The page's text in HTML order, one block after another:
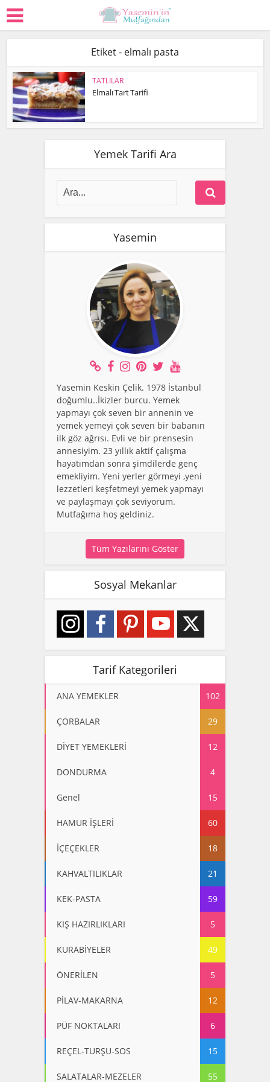
Etiket - elmalı pasta
TATLILAR
Elmalı Tart Tarifi
Yemek Tarifi Ara
Yasemin
Yasemin Keskin Çelik. 1978 İstanbul
doğumlu..İkizler burcu. Yemek
yapmayı çok seven bir annenin ve
yemek yemeyi çok seven bir babanın
ilk göz ağrısı. Evli ve bir prensesin
annesiyim. 23 yıllık aktif çalışma
hayatımdan sonra şimdilerde genç
emekliyim. Yeni yerler görmeyi ,yeni
lezzetleri keşfetmeyi yemek yapmayı
ve paylaşmayı çok seviyorum.
Mutfağıma hoş geldiniz.
Tüm Yazılarını Göster
Sosyal Mekanlar
Tarif Kategorileri
ANA YEMEKLER 102
ÇORBALAR 29
DİYET YEMEKLERİ 12
DONDURMA 4
Genel 15
HAMUR İŞLERİ 60
İÇEÇEKLER 18
KAHVALTILIKLAR 21
KEK-PASTA 59
KIŞ HAZIRLIKLARI 5
KURABİYELER 49
ÖNERİLEN 5
PİLAV-MAKARNA 12
PÜF NOKTALARI 6
REÇEL-TURŞU-SOS 15
SALATALAR-MEZELER 55